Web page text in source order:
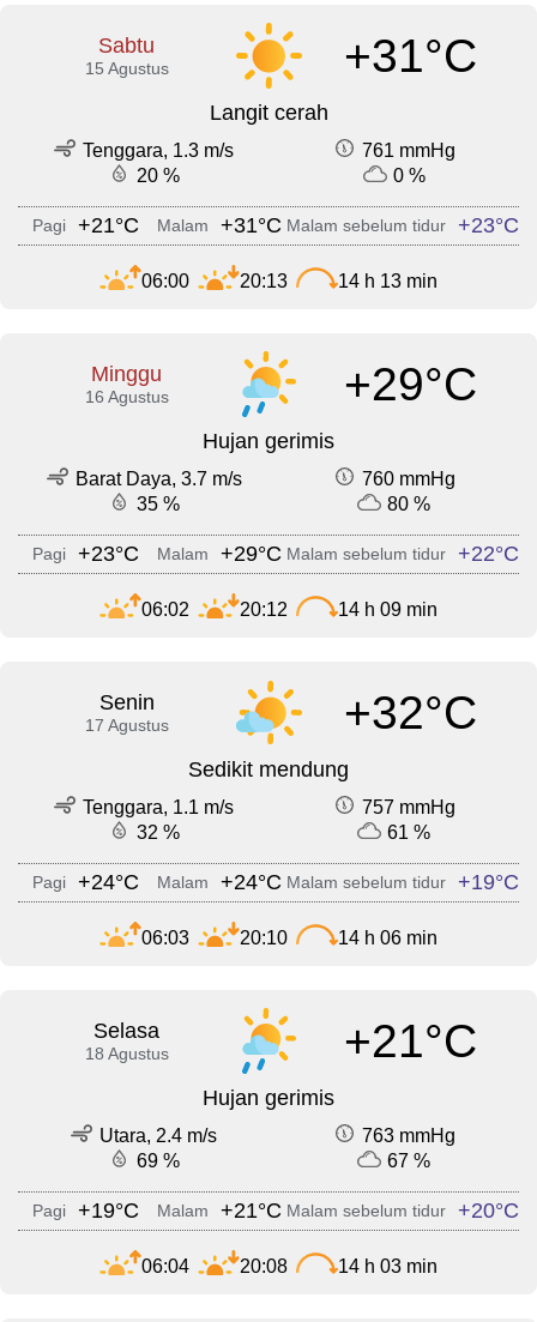
Sabtu
15 Agustus +31°C
Langit cerah
Tenggara, 1.3 m/s
761 mmHg
20 %
0 %
Pagi +21°C Malam +31°C Malam sebelum tidur +23°C
06:00 20:13 14 h 13 min
Minggu
16 Agustus +29°C
Hujan gerimis
Barat Daya, 3.7 m/s
760 mmHg
35 %
80 %
Pagi +23°C Malam +29°C Malam sebelum tidur +22°C
06:02 20:12 14 h 09 min
Senin
17 Agustus +32°C
Sedikit mendung
Tenggara, 1.1 m/s
757 mmHg
32 %
61 %
Pagi +24°C Malam +24°C Malam sebelum tidur +19°C
06:03 20:10 14 h 06 min
Selasa
18 Agustus +21°C
Hujan gerimis
Utara, 2.4 m/s
763 mmHg
69 %
67 %
Pagi +19°C Malam +21°C Malam sebelum tidur +20°C
06:04 20:08 14 h 03 min